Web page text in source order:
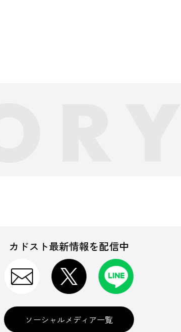
カドスト最新情報を配信中
ソーシャルメディア一覧